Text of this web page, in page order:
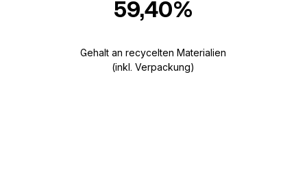
59,40%
Gehalt an recycelten Materialien
(inkl. Verpackung)